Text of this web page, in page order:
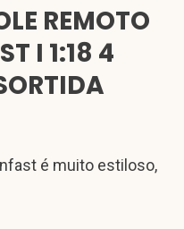
REMOTO
I 1:18 4
é muito estiloso,